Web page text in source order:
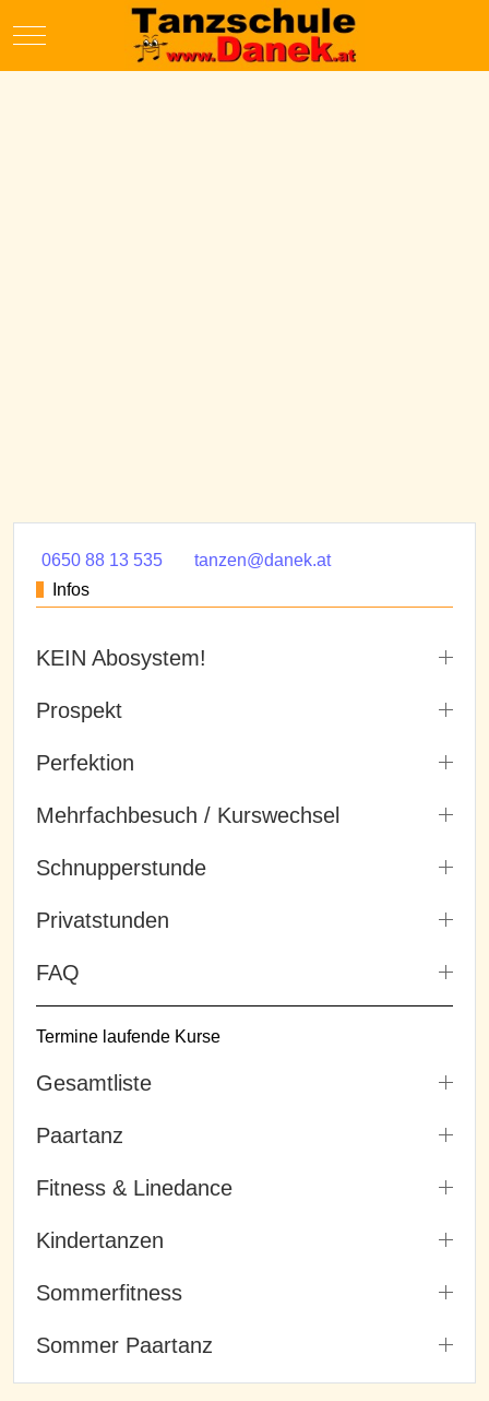
Mobile Menu Toggle
0650 88 13 535
tanzen@danek.at
Infos
KEIN Abosystem!
Prospekt
Perfektion
Mehrfachbesuch / Kurswechsel
Schnupperstunde
Privatstunden
FAQ
Termine laufende Kurse
Gesamtliste
Paartanz
Fitness & Linedance
Kindertanzen
Sommerfitness
Sommer Paartanz